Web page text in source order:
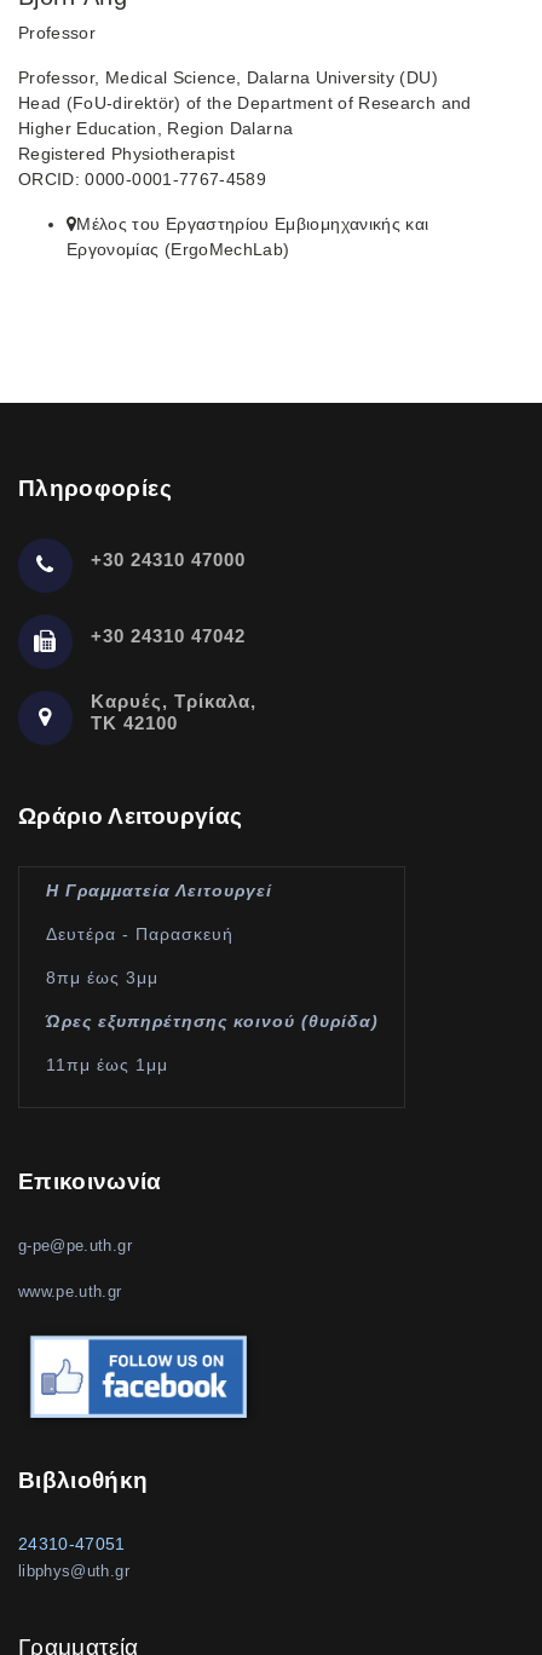
Professor
Professor, Medical Science, Dalarna University (DU)
Head (FoU-direktör) of the Department of Research and
Higher Education, Region Dalarna
Registered Physiotherapist
ORCID: 0000-0001-7767-4589
Μέλος του Εργαστηρίου Εμβιομηχανικής και
Εργονομίας (ErgoMechLab)
Πληροφορίες
+30 24310 47000
+30 24310 47042
Καρυές, Τρίκαλα,
ΤΚ 42100
Ωράριο Λειτουργίας
Η Γραμματεία Λειτουργεί
Δευτέρα - Παρασκευή
8πμ έως 3μμ
Ώρες εξυπηρέτησης κοινού (θυρίδα)
11πμ έως 1μμ
Επικοινωνία
g-pe@pe.uth.gr
www.pe.uth.gr
Βιβλιοθήκη
24310-47051
libphys@uth.gr
Γραμματεία